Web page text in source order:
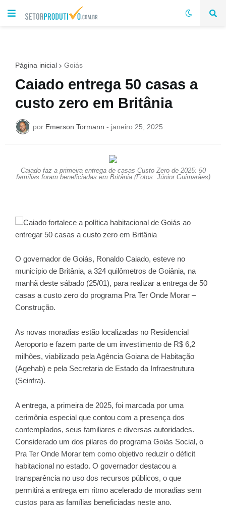
Página inicial Goiás
Caiado entrega 50 casas a
custo zero em Britânia
por Emerson Tormann - janeiro 25, 2025
Caiado faz a primeira entrega de casas Custo Zero de 2025: 50
famílias foram beneficiadas em Britânia (Fotos: Júnior Guimarães)
O governador de Goiás, Ronaldo Caiado, esteve no
município de Britânia, a 324 quilômetros de Goiânia, na
manhã deste sábado (25/01), para realizar a entrega de 50
casas a custo zero do programa Pra Ter Onde Morar –
Construção.
As novas moradias estão localizadas no Residencial
Aeroporto e fazem parte de um investimento de R$ 6,2
milhões, viabilizado pela Agência Goiana de Habitação
(Agehab) e pela Secretaria de Estado da Infraestrutura
(Seinfra).
A entrega, a primeira de 2025, foi marcada por uma
cerimônia especial que contou com a presença dos
contemplados, seus familiares e diversas autoridades.
Considerado um dos pilares do programa Goiás Social, o
Pra Ter Onde Morar tem como objetivo reduzir o déficit
habitacional no estado. O governador destacou a
transparência no uso dos recursos públicos, o que
permitirá a entrega em ritmo acelerado de moradias sem
custos para as famílias beneficiadas neste ano.